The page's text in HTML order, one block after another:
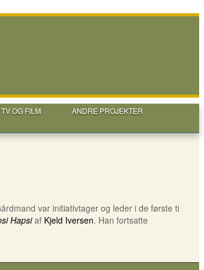
OG FILM
ANDRE PROJEKTER
var initiativtager og leder i de første ti
Hapsiaf Kjeld Iversen. Han fortsatte